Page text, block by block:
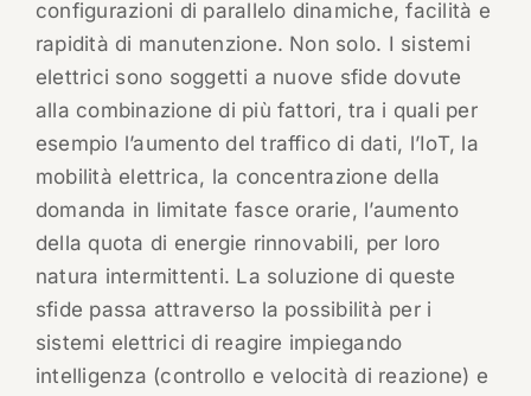
configurazioni di parallelo dinamiche, facilità e
rapidità di manutenzione. Non solo. I sistemi
elettrici sono soggetti a nuove sfide dovute
alla combinazione di più fattori, tra i quali per
esempio l’aumento del traffico di dati, l’IoT, la
mobilità elettrica, la concentrazione della
domanda in limitate fasce orarie, l’aumento
della quota di energie rinnovabili, per loro
natura intermittenti. La soluzione di queste
sfide passa attraverso la possibilità per i
sistemi elettrici di reagire impiegando
intelligenza (controllo e velocità di reazione) e